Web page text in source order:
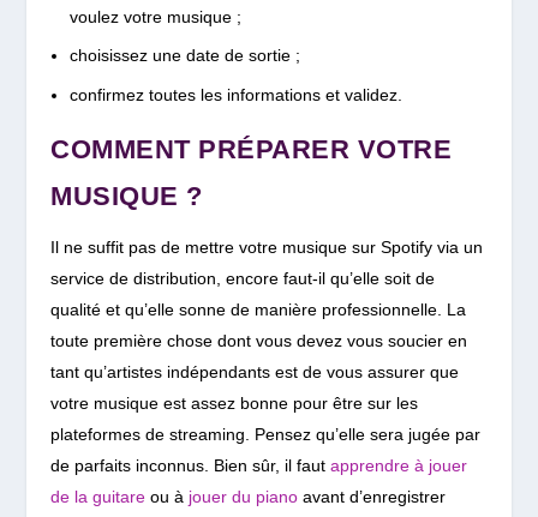
voulez votre musique ;
choisissez une date de sortie ;
confirmez toutes les informations et validez.
COMMENT PRÉPARER VOTRE
MUSIQUE ?
Il ne suffit pas de mettre votre musique sur Spotify via un
service de distribution, encore faut-il qu’elle soit de
qualité et qu’elle sonne de manière professionnelle. La
toute première chose dont vous devez vous soucier en
tant qu’artistes indépendants est de vous assurer que
votre musique est assez bonne pour être sur les
plateformes de streaming. Pensez qu’elle sera jugée par
de parfaits inconnus. Bien sûr, il fautapprendre à jouer
de la guitare ou à jouer du piano avant d’enregistrer